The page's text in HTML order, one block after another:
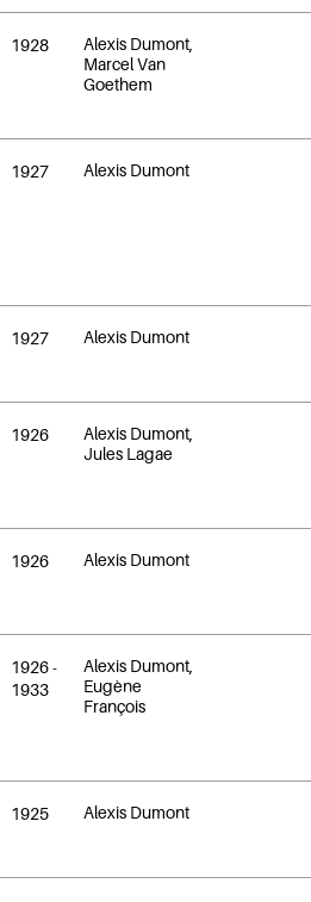
1928
Alexis Dumont,
Marcel Van
Goethem
1927 Alexis Dumont
1927 Alexis Dumont
1926
Alexis Dumont,
Jules Lagae
1926 Alexis Dumont
1926-
1933
Alexis Dumont,
Eugène
François
1925 Alexis Dumont